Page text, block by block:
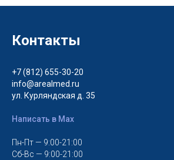
Контакты
+7 (812) 655-30-20
info@arealmed.ru
ул. Курляндская д. 35
Написать в Max
Пн-Пт — 9:00-21:00
Сб-Вс — 9:00-21:00